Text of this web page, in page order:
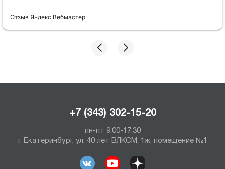
Отзыв Яндекс Вебмастер
+7 (343) 302-15-20
пн-пт 9:00-17:30
г. Екатеринбург, ул. 40 лет ВЛКСМ, 1ж, помещение №1